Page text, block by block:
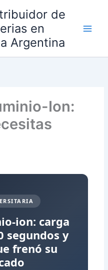
de
en
Argentina
Ion:
ion: carga
segundos y
frenó su